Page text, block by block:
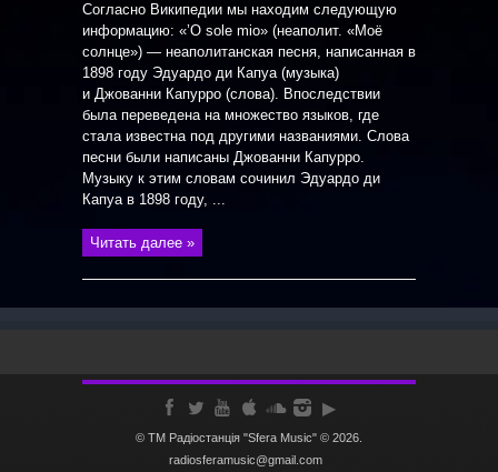
Согласно Википедии мы находим следующую
информацию: «’O sole mio» (неаполит. «Моё
солнце») — неаполитанская песня, написанная в
1898 году Эдуардо ди Капуа (музыка)
и Джованни Капурро (слова). Впоследствии
была переведена на множество языков, где
стала известна под другими названиями. Слова
песни были написаны Джованни Капурро.
Музыку к этим словам сочинил Эдуардо ди
Капуа в 1898 году, ...
Читать далее »
© ТМ Радiостанцiя "Sfera Music" © 2026.
radiosferamusic@gmail.com